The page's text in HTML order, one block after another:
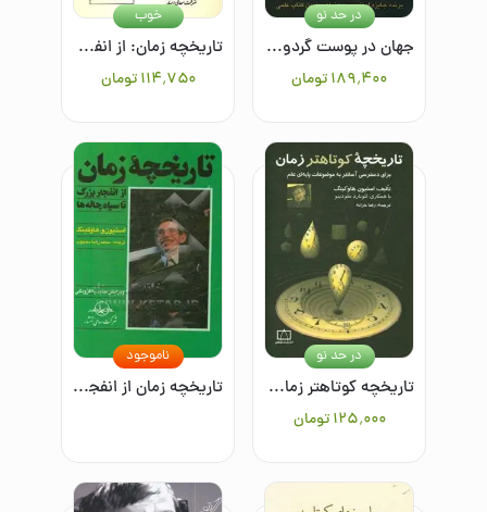
جهان در پوست گردو: دنباله کتاب تاریخچه زمان
۱۸۹٬۴۰۰تومان
در حد نو
تاریخچه زمان: از انفجار بزرگ تا سیاهچاله‌ها
۱۱۴٬۷۵۰ تومان
خوب
تاریخچه کوتاهتر زمان: برای دسترسی آسانتر به موضوعات پایه‌ای علم
۱۲۵٬۰۰۰ تومان
در حد نو
تاریخچه زمان از انفجار بزرگ تا سیاهچاله‌ها
ناموجود